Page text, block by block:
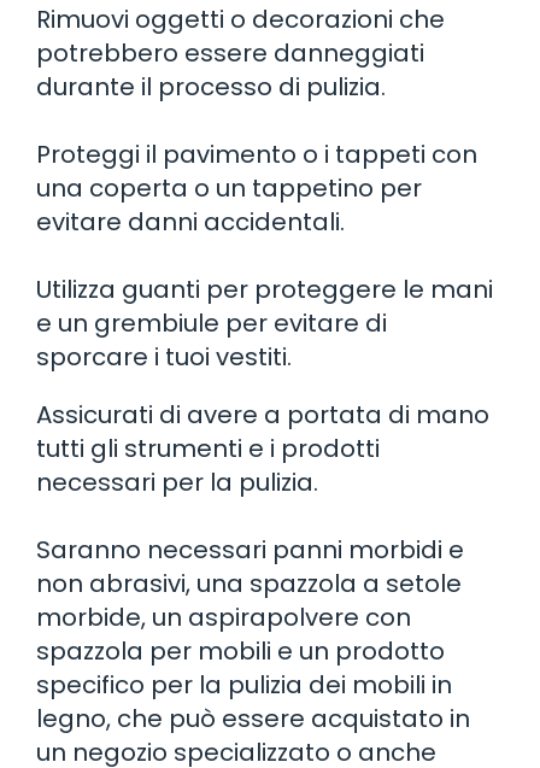
Rimuovi oggetti o decorazioni che
potrebbero essere danneggiati
durante il processo di pulizia.
Proteggi il pavimento o i tappeti con
una coperta o un tappetino per
evitare danni accidentali.
Utilizza guanti per proteggere le mani
e un grembiule per evitare di
sporcare i tuoi vestiti.
Assicurati di avere a portata di mano
tutti gli strumenti e i prodotti
necessari per la pulizia.
Saranno necessari panni morbidi e
non abrasivi, una spazzola a setole
morbide, un aspirapolvere con
spazzola per mobili e un prodotto
specifico per la pulizia dei mobili in
legno, che può essere acquistato in
un negozio specializzato o anche